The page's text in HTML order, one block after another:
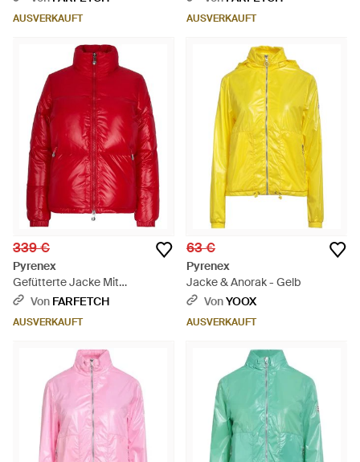
AUSVERKAUFT AUSVERKAUFT
339 €
Pyrenex
Gefütterte Jacke Mit
Reißverschluss - Rot
Von FARFETCH
AUSVERKAUFT
63 €
Pyrenex
Jacke & Anorak - Gelb
VonYOOX
AUSVERKAUFT